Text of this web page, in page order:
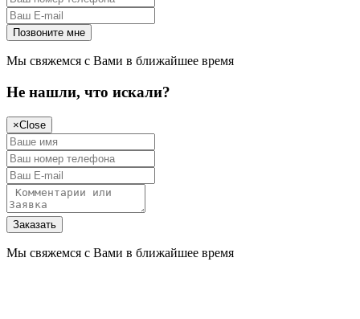
Мы свяжемся с Вами в ближайшее время
Не нашли, что искали?
×Close
Мы свяжемся с Вами в ближайшее время